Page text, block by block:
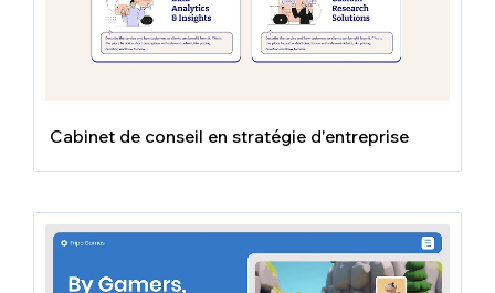
Cabinet de conseil en stratégie d'entreprise